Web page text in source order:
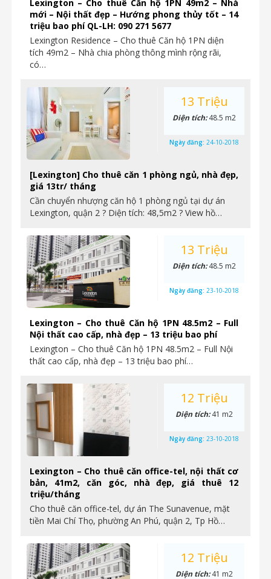
Lexington – Cho thuê Căn hộ 1PN 49m2 – Nhà
mới – Nội thất đẹp – Hướng phong thủy tốt – 14
triệu bao phí QL-LH: 090 271 5677
Lexington Residence – Cho thuê Căn hộ 1PN diện
tích 49m2 – Nhà chia phòng thông mình rộng rãi,
có…
[Lexington] Cho thuê căn 1 phòng ngủ, nhà đẹp,
giá 13tr/ tháng
Cần chuyển nhượng căn hộ 1 phòng ngủ tại dự án
Lexington, quận 2 ? Diện tích: 48,5m2 ? View hồ…
13 Triệu
Diện tích:48.5 m2
Ngày đăng: 24-10-2018
Lexington – Cho thuê Căn hộ 1PN 48.5m2 – Full
Nội thất cao cấp, nhà đẹp – 13 triệu bao phí
Lexington – Cho thuê Căn hộ 1PN 48.5m2 – Full Nội
thất cao cấp, nhà đẹp – 13 triệu bao phí…
13 Triệu
Diện tích:48.5 m2
Ngày đăng: 23-10-2018
Lexington – Cho thuê căn office-tel, nội thất cơ
bản, 41m2, căn góc, nhà đẹp, giá thuê 12
triệu/tháng
Cho thuê căn office-tel, dự án The Sunavenue, mặt
tiền Mai Chí Thọ, phường An Phú, quận 2, Tp Hồ…
12 Triệu
Diện tích:41 m2
Ngày đăng: 23-10-2018
12 Triệu
Diện tích:41 m2